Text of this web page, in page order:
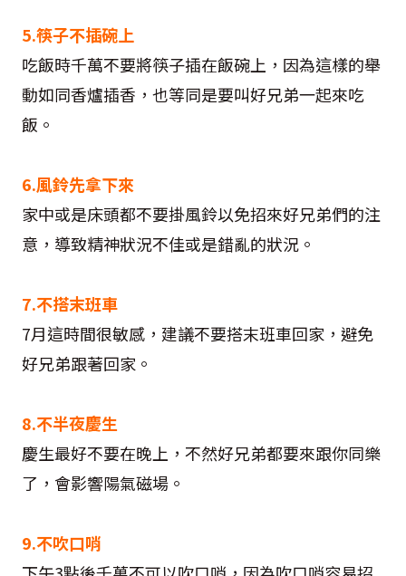
5.筷子不插碗上
吃飯時千萬不要將筷子插在飯碗上，因為這樣的舉
動如同香爐插香，也等同是要叫好兄弟一起來吃
飯。
6.風鈴先拿下來
家中或是床頭都不要掛風鈴以免招來好兄弟們的注
意，導致精神狀況不佳或是錯亂的狀況。
7.不搭末班車
7月這時間很敏感，建議不要搭末班車回家，避免
好兄弟跟著回家。
8.不半夜慶生
慶生最好不要在晚上，不然好兄弟都要來跟你同樂
了，會影響陽氣磁場。
9.不吹口哨